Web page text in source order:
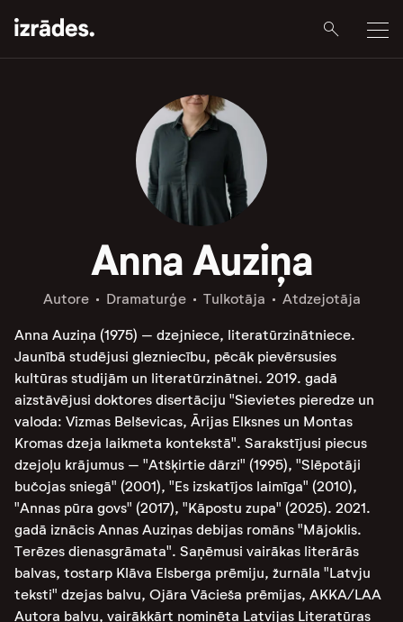
Anna Auziņa
Autore Dramaturģe Tulkotāja Atdzejotāja
Anna Auziņa (1975) – dzejniece, literatūrzinātniece.
Jaunībā studējusi glezniecību, pēcāk pievērsusies
kultūras studijām un literatūrzinātnei. 2019. gadā
aizstāvējusi doktores disertāciju "Sievietes pieredze un
valoda: Vizmas Belševicas, Ārijas Elksnes un Montas
Kromas dzeja laikmeta kontekstā". Sarakstījusi piecus
dzejoļu krājumus – "Atšķirtie dārzi" (1995), "Slēpotāji
bučojas sniegā" (2001), "Es izskatījos laimīga" (2010),
"Annas pūra govs" (2017), "Kāpostu zupa" (2025). 2021.
gadā iznācis Annas Auziņas debijas romāns "Mājoklis.
Terēzes dienasgrāmata". Saņēmusi vairākas literārās
balvas, tostarp Klāva Elsberga prēmiju, žurnāla "Latvju
teksti" dzejas balvu, Ojāra Vācieša prēmijas, AKKA/LAA
Autora balvu, vairākkārt nominēta Latvijas Literatūras